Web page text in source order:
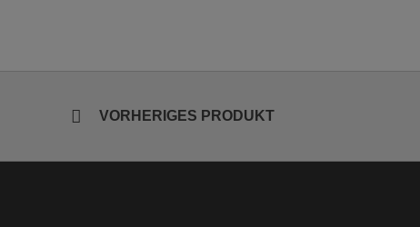
VORHERIGES PRODUKT